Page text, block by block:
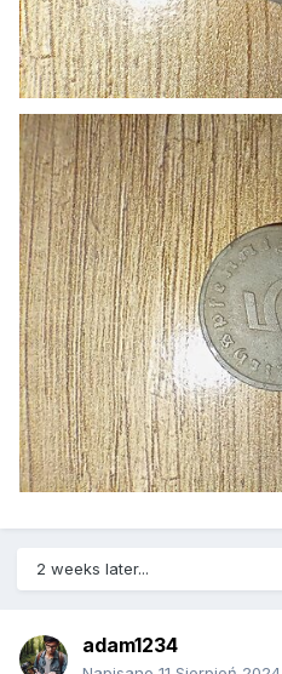
2 weeks later...
adam1234